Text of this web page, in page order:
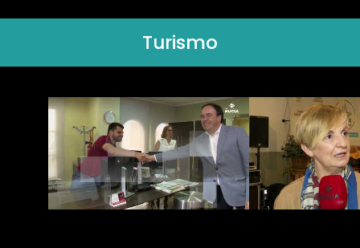
Turismo